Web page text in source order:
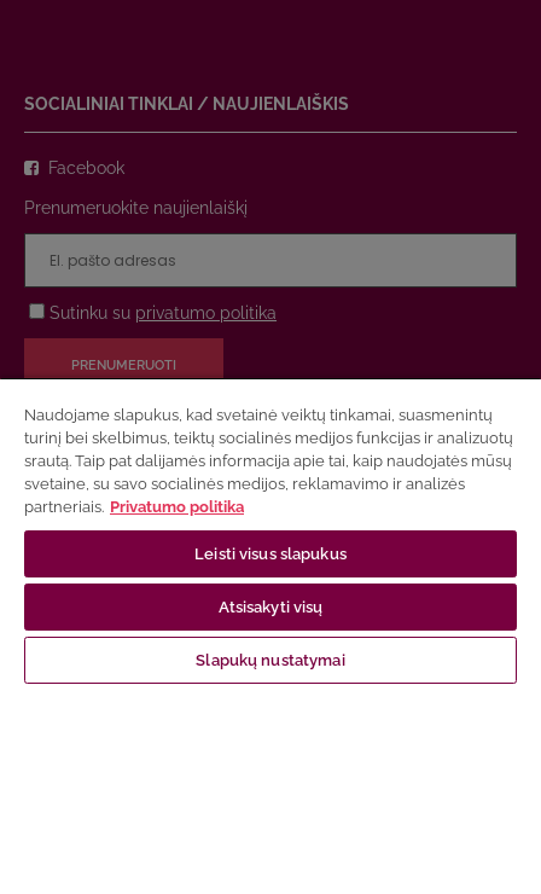
SOCIALINIAI TINKLAI / NAUJIENLAIŠKIS
Facebook
Prenumeruokite naujienlaiškį
Sutinku su privatumo politika
PRENUMERUOTI
NUORODOS
Susisiekite su mumis
Prekių pristatymas
Garantija ir grąžinimas
Naudojame slapukus, kad svetainė veiktų tinkamai, suasmenintų
turinį bei skelbimus, teiktų socialinės medijos funkcijas ir analizuotų
srautą. Taip pat dalijamės informacija apie tai, kaip naudojatės mūsų
svetaine, su savo socialinės medijos, reklamavimo ir analizės
partneriais. Privatumo politika
Leisti visus slapukus
Atsisakyti visų
Slapukų nustatymai